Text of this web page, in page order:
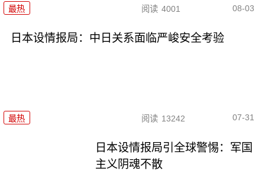
最热 阅读 4001 08-03
日本设情报局：中日关系面临严峻安全考验
最热 阅读 13242 07-31
日本设情报局引全球警惕：军国
主义阴魂不散